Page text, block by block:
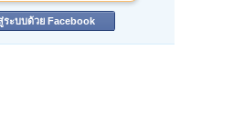
ระบบด้วย Facebook